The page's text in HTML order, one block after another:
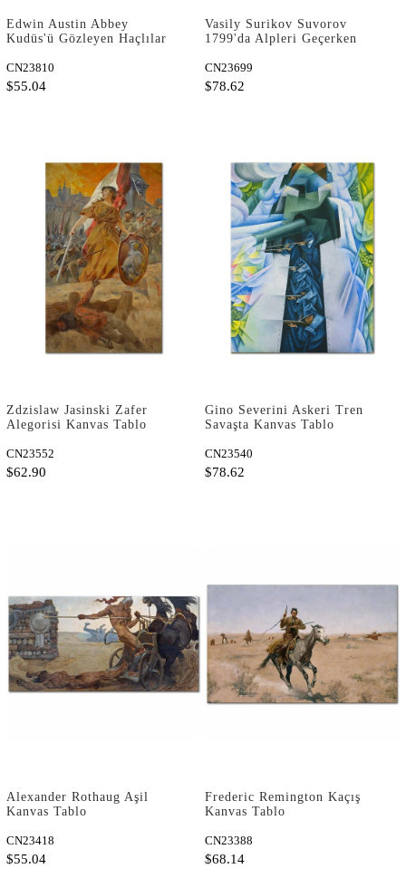
Edwin Austin Abbey
Kudüs'ü Gözleyen Haçlılar
CN23810
$55.04
Vasily Surikov Suvorov
1799'da Alpleri Geçerken
CN23699
$78.62
Zdzislaw Jasinski Zafer
Alegorisi Kanvas Tablo
CN23552
$62.90
Gino Severini Askeri Tren
Savaşta Kanvas Tablo
CN23540
$78.62
Alexander Rothaug Aşil
Kanvas Tablo
CN23418
$55.04
Frederic Remington Kaçış
Kanvas Tablo
CN23388
$68.14